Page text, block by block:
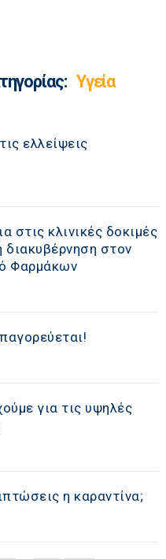
Υγεία
ελλείψεις
στις κλινικές δοκιμές
στον
Φαρμάκων
για τις υψηλές
η καραντίνα;